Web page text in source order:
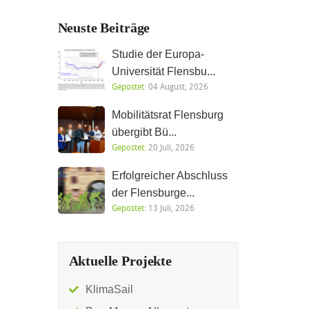
Neuste Beiträge
Studie der Europa-
Universität Flensbu...
Gepostet:04 August, 2026
Mobilitätsrat Flensburg
übergibt Bü...
Gepostet:20 Juli, 2026
Erfolgreicher Abschluss
der Flensburge...
Gepostet:13 Juli, 2026
Aktuelle Projekte
KlimaSail